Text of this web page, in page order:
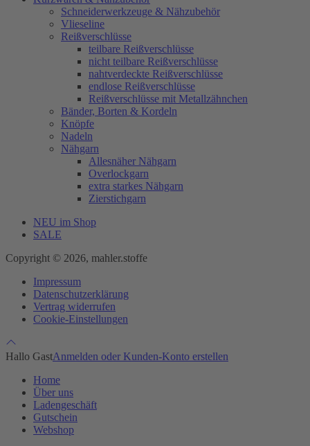
Schneiderwerkzeuge & Nähzubehör
Vlieseline
Reißverschlüsse
teilbare Reißverschlüsse
nicht teilbare Reißverschlüsse
nahtverdeckte Reißverschlüsse
endlose Reißverschlüsse
Reißverschlüsse mit Metallzähnchen
Bänder, Borten & Kordeln
Knöpfe
Nadeln
Nähgarn
Allesnäher Nähgarn
Overlockgarn
extra starkes Nähgarn
Zierstichgarn
NEU im Shop
SALE
Copyright © 2026, mahler.stoffe
Impressum
Datenschutzerklärung
Vertrag widerrufen
Cookie-Einstellungen
Hallo GastAnmelden oder Kunden-Konto erstellen
Home
Über uns
Ladengeschäft
Gutschein
Webshop